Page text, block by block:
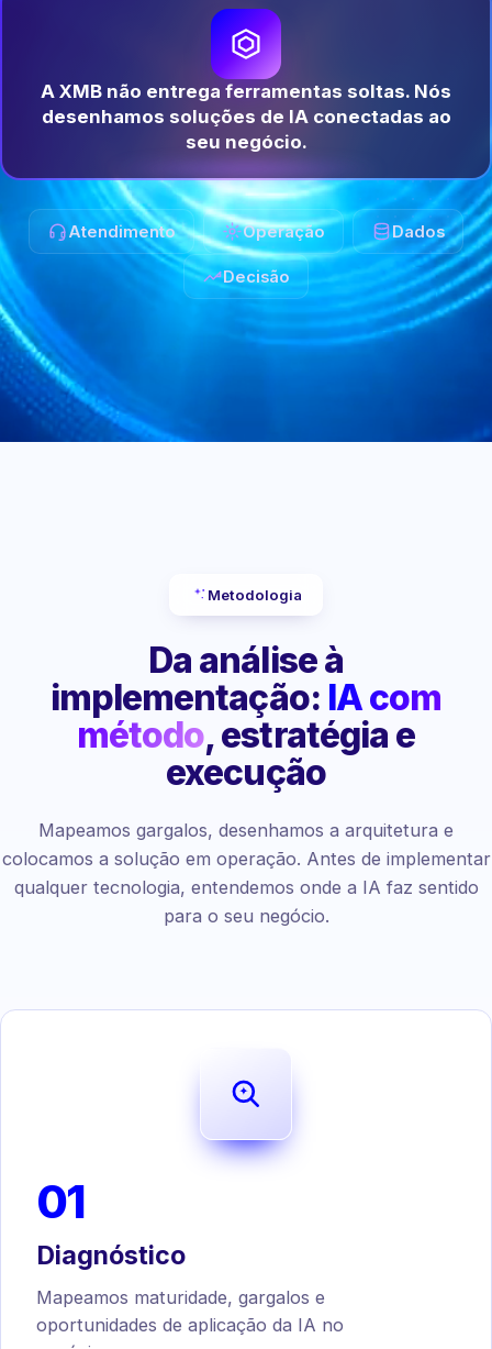
A XMB não entrega ferramentas soltas. Nós
desenhamos soluções de IA conectadas ao
seu negócio.
Atendimento Operação Dados
Decisão
Metodologia
Da análise à
implementação: IA com
método, estratégia e
execução
Mapeamos gargalos, desenhamos a arquitetura e
colocamos a solução em operação. Antes de implementar
qualquer tecnologia, entendemos onde a IA faz sentido
para o seu negócio.
01
Diagnóstico
Mapeamos maturidade, gargalos e
oportunidades de aplicação da IA no